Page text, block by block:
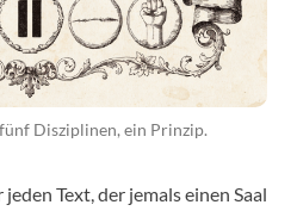
Disziplinen, ein Prinzip.
Text, der jemals einen Saal